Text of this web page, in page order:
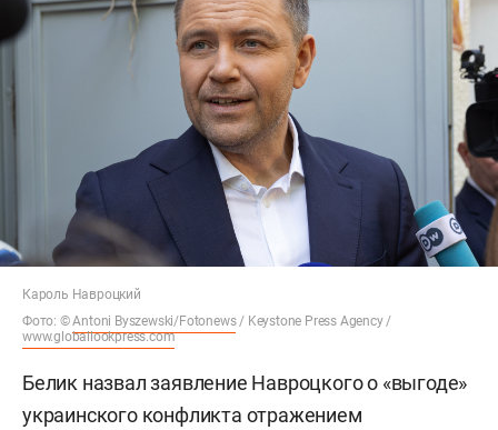
Кароль Навроцкий
Фото: ©Antoni Byszewski/Fotonews/ Keystone Press Agency /
www.globallookpress.com
Белик назвал заявление Навроцкого о «выгоде»
украинского конфликта отражением